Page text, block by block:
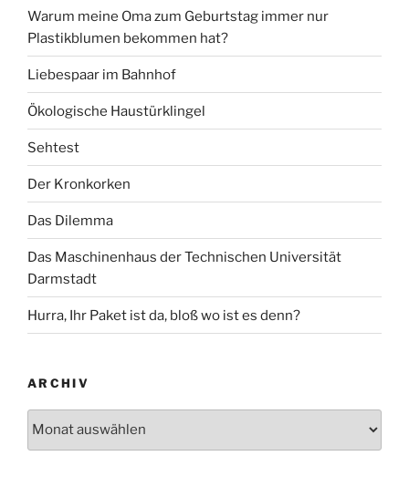
Warum meine Oma zum Geburtstag immer nur
Plastikblumen bekommen hat?
Liebespaar im Bahnhof
Ökologische Haustürklingel
Sehtest
Der Kronkorken
Das Dilemma
Das Maschinenhaus der Technischen Universität
Darmstadt
Hurra, Ihr Paket ist da, bloß wo ist es denn?
ARCHIV